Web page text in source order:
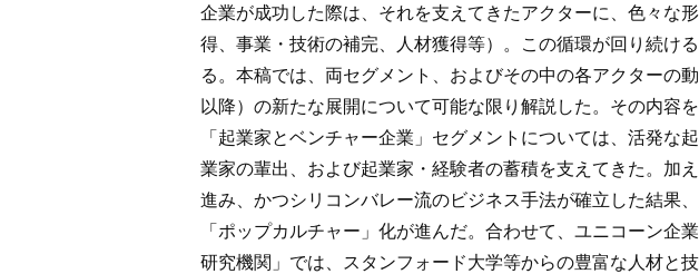
企業が成功した際は、それを支えてきたアクターに、色々な
得、事業・技術の補完、人材獲得等）。この循環が回り続け
る。本稿では、両セグメント、およびその中の各アクターの
以降）の新たな展開について可能な限り解説した。その内容
「起業家とベンチャー企業」セグメントについては、活発な
業家の輩出、および起業家・経験者の蓄積を支えてきた。加
進み、かつシリコンバレー流のビジネス手法が確立した結果
「ポップカルチャー」化が進んだ。合わせて、ユニコーン企
研究機関」では、スタンフォード大学等からの豊富な人材と